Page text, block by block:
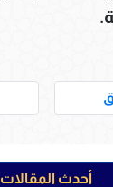
أحدث المقالات